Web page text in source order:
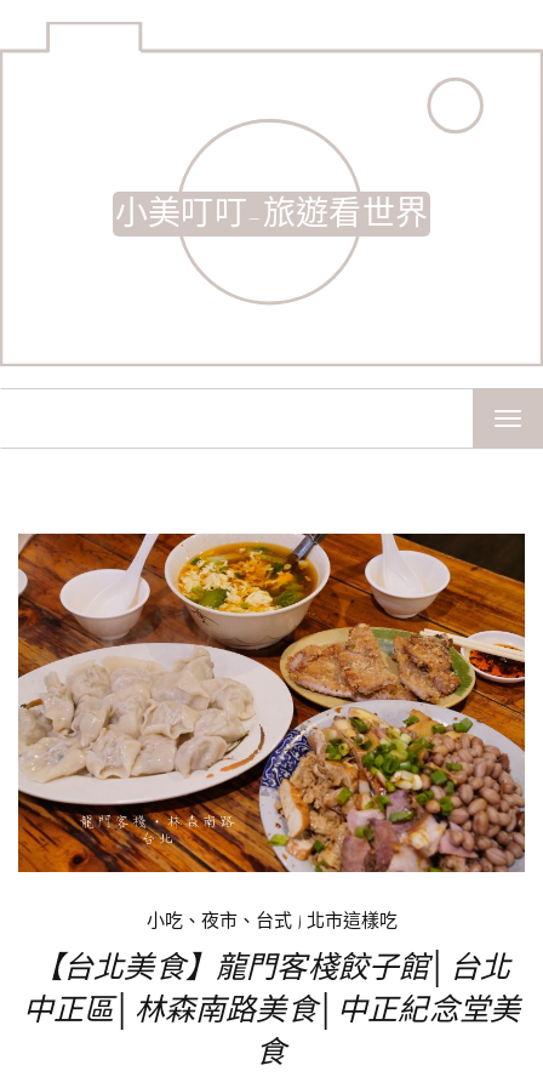
小美叮叮-旅遊看世界
小吃、夜市、台式| 北市這樣吃
【台北美食】龍門客棧餃子館│台北
中正區│林森南路美食│中正紀念堂美
食